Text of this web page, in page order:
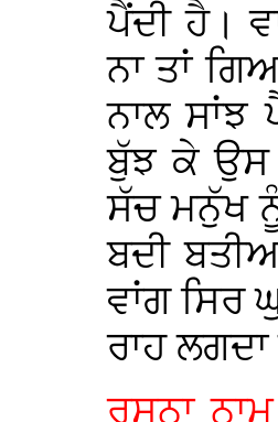
ਪੈਂਦੀ ਹੈ।
ਨਾ ਤਾਂ
ਨਾਲ ਸਾਂਝ
ਬੁੱਝ ਕੇ ਉਸ
ਸੱਚ ਮਨੁੱਖ
ਬਦੀ
ਵਾਂਗ ਸਿਰ
ਰਾਹ ਲਗਦਾ
ਰਸਨਾ